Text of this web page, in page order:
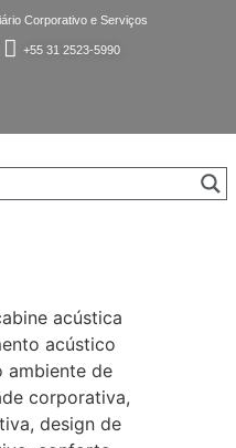
Corporativo e Serviços
+55 31 2523-5990